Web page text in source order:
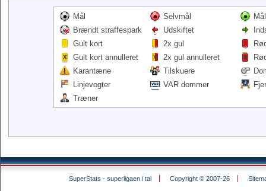
Mål Selvmål
Brændt straffespark
Udskiftet
Gult kort
2x gul
Gult kort annulleret
2x gul annulleret
Karantæne
Tilskuere
Linjevogter
VAR dommer
Træner
SuperStats - superligaen i tal Copyright © 2007-26